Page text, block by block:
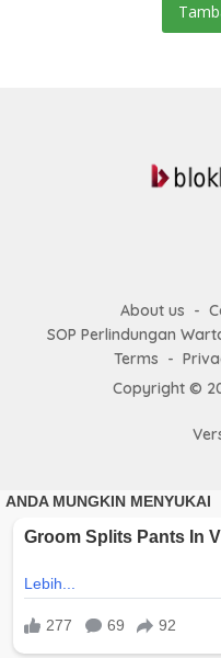
About us
SOP Perlindungan
Terms
Copyright ©